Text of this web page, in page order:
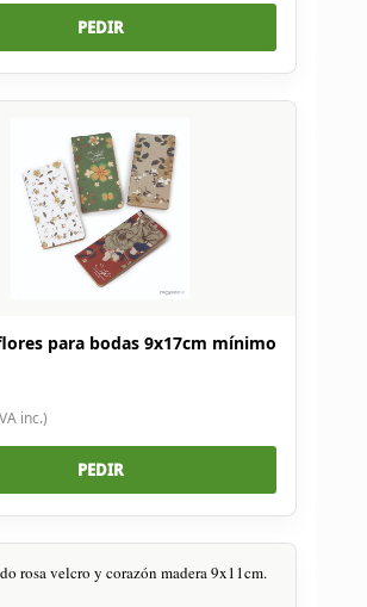
PEDIR
para bodas 9x17cm mínimo
inc.)
PEDIR